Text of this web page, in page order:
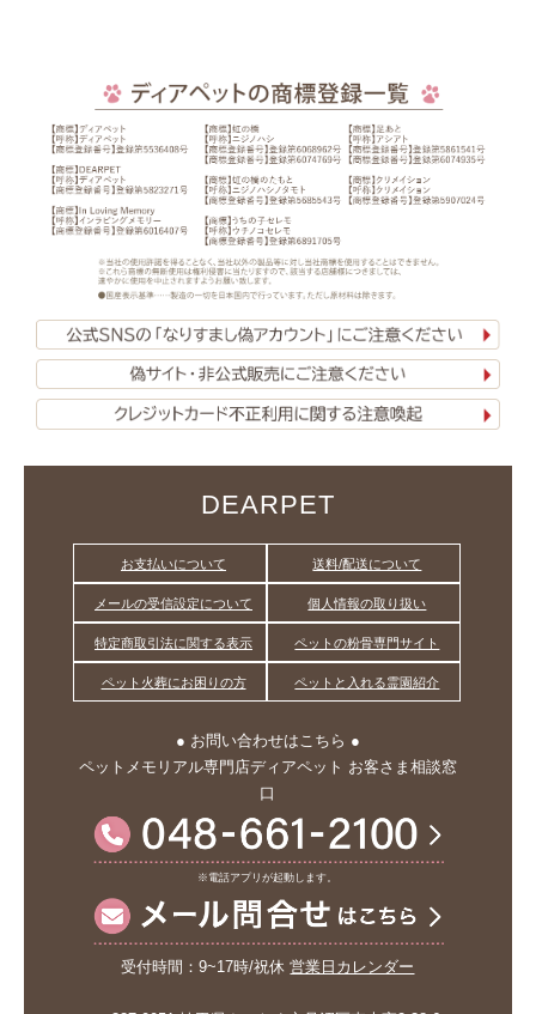
DEARPET
お支払いについて 送料/配送について
メールの受信設定について 個人情報の取り扱い
特定商取引法に関する表示 ペットの粉骨専門サイト
ペット火葬にお困りの方 ペットと入れる霊園紹介
● お問い合わせはこちら ●
ペットメモリアル専門店ディアペット お客さま相談窓
口
※電話アプリが起動します。
受付時間：9~17時/祝休営業日カレンダー